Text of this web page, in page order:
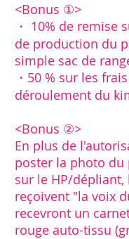
<Bonus ①>
・ 10% de remise
de production du
simple sac de
・ 50 % sur les
déroulement du
<Bonus ②>
En plus de
poster la photo
sur le HP/dépliant,
reçoivent "la voix
recevront un
rouge auto-tissu